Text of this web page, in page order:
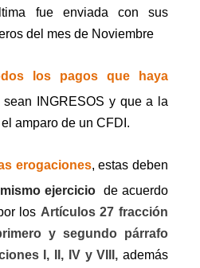
fue enviada con sus
del mes de Noviembre
los pagos que haya
sean INGRESOS y que a la
amparo de un CFDI.
erogaciones, estas deben
ejercicio de acuerdo
los Artículos 27 fracción
y segundo párrafo
I, II, IV y VIII, además